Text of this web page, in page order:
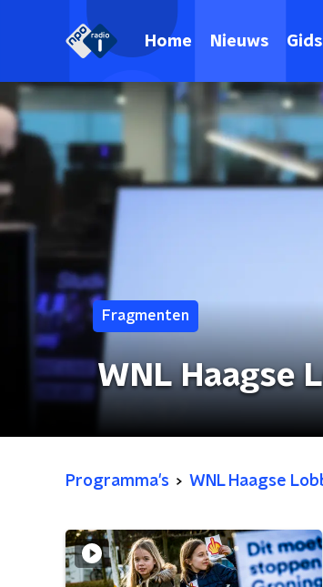
Home Nieuws Gids
Fragmenten
WNL Haagse
Programma's WNL Haagse